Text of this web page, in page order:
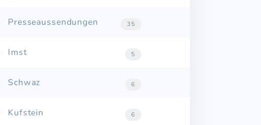
Presseaussendungen 35
Imst 5
Schwaz 6
Kufstein 6